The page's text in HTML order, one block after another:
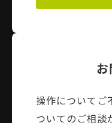
操作についてご
ついてのご相談